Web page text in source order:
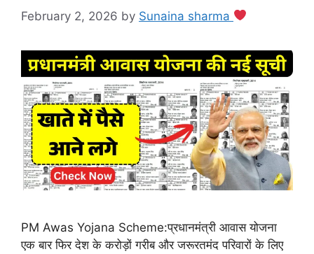
February 2, 2026 by Sunaina sharma
PM Awas Yojana Scheme:प्रधानमंत्री आवास योजना
एक बार फिर देश के करोड़ों गरीब और जरूरतमंद परिवारों के लिए